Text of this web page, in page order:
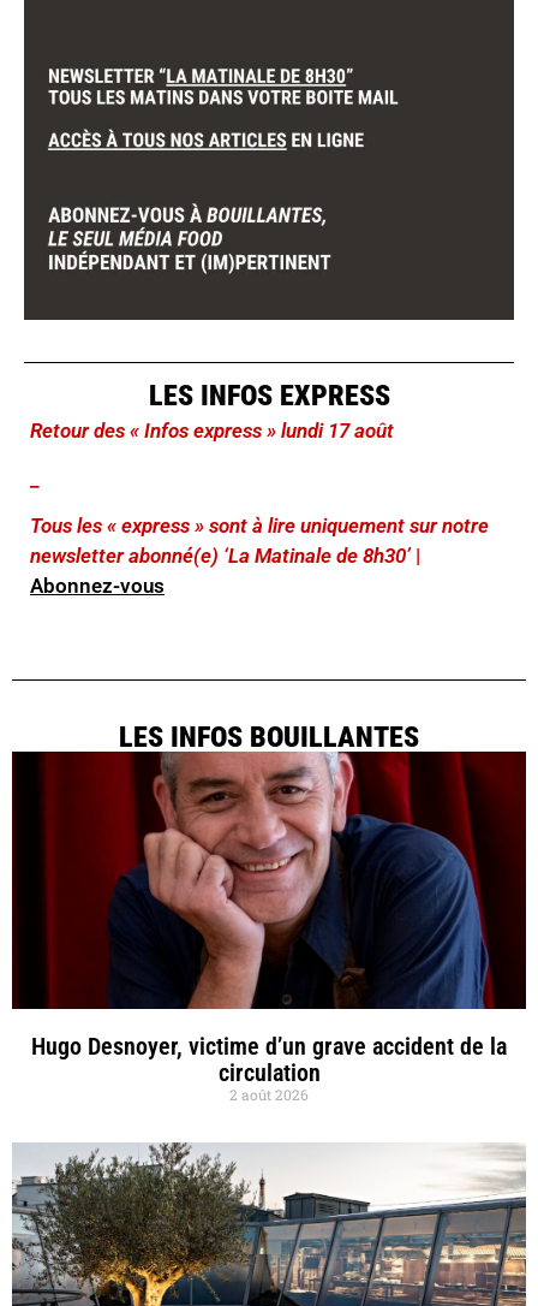
LES INFOS EXPRESS
Retour des « Infos express » lundi 17 août
Tous les « express » sont à lire uniquement sur notre
newsletter abonné(e) ‘La Matinale de 8h30’ |
Abonnez-vous
LES INFOS BOUILLANTES
Hugo Desnoyer, victime d’un grave accident de la
circulation
2 août 2026